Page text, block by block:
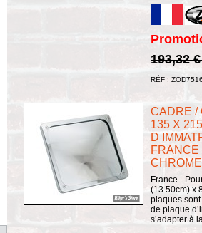
193,32
RÉF :
CADRE /
135 X
D
FRANCE
CHROME
France -
(13.50cm) x
plaques
de plaque
s’adapter à